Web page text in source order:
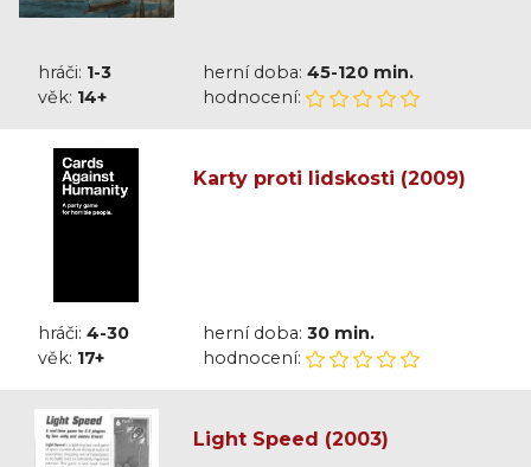
hráči: 1-3 herní doba: 45-120 min.
věk: 14+ hodnocení:
Karty proti lidskosti (2009)
hráči: 4-30 herní doba: 30 min.
věk: 17+ hodnocení:
Light Speed (2003)